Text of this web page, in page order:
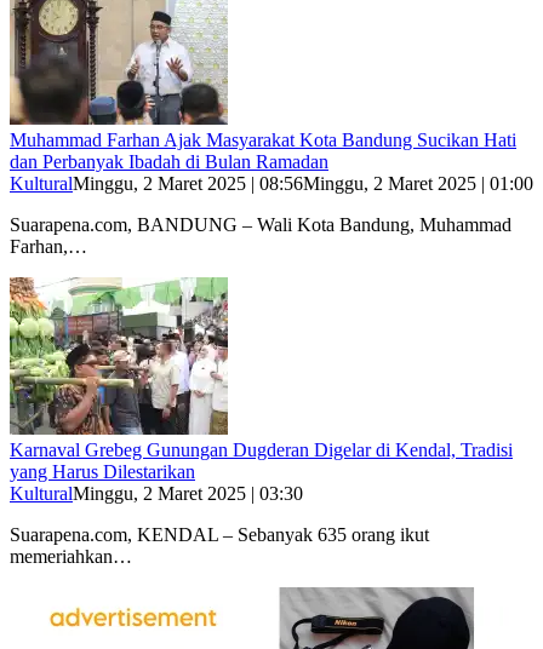
Muhammad Farhan Ajak Masyarakat Kota Bandung Sucikan Hati
dan Perbanyak Ibadah di Bulan Ramadan
KulturalMinggu, 2 Maret 2025 | 08:56Minggu, 2 Maret 2025 | 01:00
Suarapena.com, BANDUNG – Wali Kota Bandung, Muhammad
Farhan,…
Karnaval Grebeg Gunungan Dugderan Digelar di Kendal, Tradisi
yang Harus Dilestarikan
KulturalMinggu, 2 Maret 2025 | 03:30
Suarapena.com, KENDAL – Sebanyak 635 orang ikut
memeriahkan…